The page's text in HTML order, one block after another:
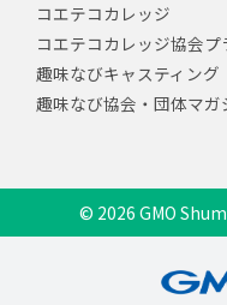
コエテコカレッジ
コエテコカレッジ協会プ
趣味なびキャスティング
趣味なび協会・団体マガ
© 2026 GMO